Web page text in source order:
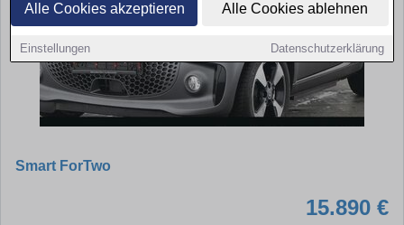
Alle Cookies akzeptieren Alle Cookies ablehnen
Einstellungen Datenschutzerklärung
Smart ForTwo
15.890 €